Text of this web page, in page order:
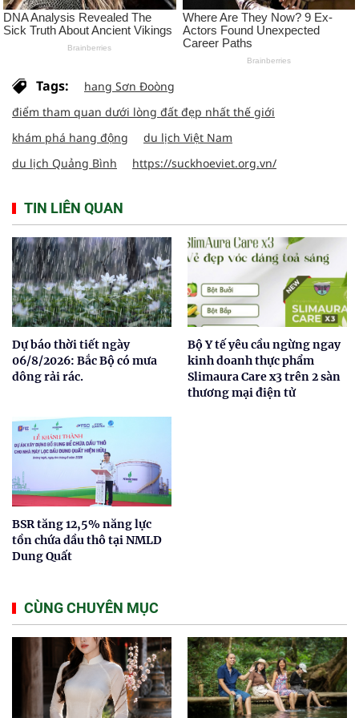
Tags:
hang Sơn Đoòng
điểm tham quan dưới lòng đất đẹp nhất thế giới
khám phá hang động
du lịch Việt Nam
du lịch Quảng Bình
https://suckhoeviet.org.vn/
TIN LIÊN QUAN
Dự báo thời tiết ngày
06/8/2026: Bắc Bộ có mưa
dông rải rác.
Bộ Y tế yêu cầu ngừng ngay
kinh doanh thực phẩm
Slimaura Care x3 trên 2 sàn
thương mại điện tử
BSR tăng 12,5% năng lực
tồn chứa dầu thô tại NMLD
Dung Quất
CÙNG CHUYÊN MỤC